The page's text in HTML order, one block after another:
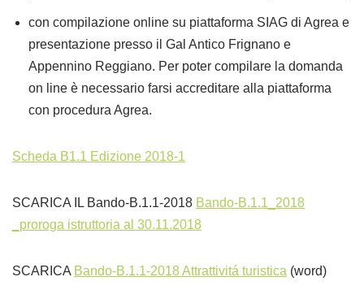
con compilazione online su piattaforma SIAG di Agrea e
presentazione presso il Gal Antico Frignano e
Appennino Reggiano. Per poter compilare la domanda
on line è necessario farsi accreditare alla piattaforma
con procedura Agrea.
Scheda B1.1 Edizione 2018-1
SCARICA IL Bando-B.1.1-2018 Bando-B.1.1_2018
_proroga istruttoria al 30.11.2018
SCARICA Bando-B.1.1-2018 Attrattivitá turistica (word)